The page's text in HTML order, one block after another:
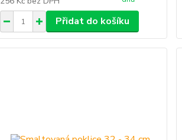
Přidat do košíku